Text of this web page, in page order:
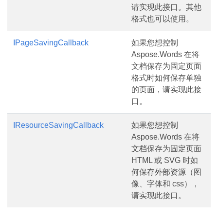
请实现此接口。其他
格式也可以使用。
IPageSavingCallback
如果您想控制
Aspose.Words 在将
文档保存为固定页面
格式时如何保存单独
的页面，请实现此接
口。
IResourceSavingCallback
如果您想控制
Aspose.Words 在将
文档保存为固定页面
HTML 或 SVG 时如
何保存外部资源（图
像、字体和 css），
请实现此接口。